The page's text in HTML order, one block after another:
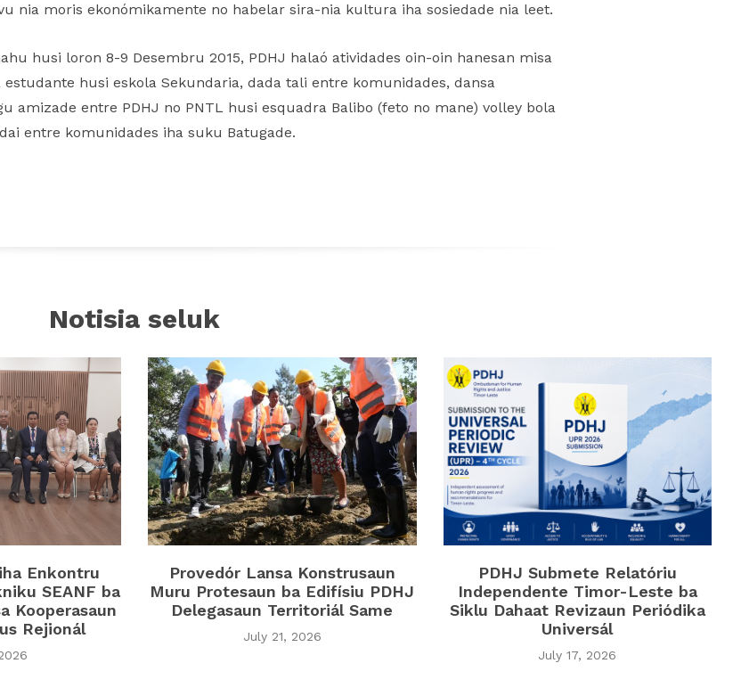
nia moris ekonómikamente no habelar sira-nia kultura iha sosiedade nia leet.
husi loron 8-9 Desembru 2015, PDHJ halaó atividades oin-oin hanesan misa
husi eskola Sekundaria, dada tali entre komunidades, dansa
amizade entre PDHJ no PNTL husi esquadra Balibo (feto no mane) volley bola
entre komunidades iha suku Batugade.
Notisia seluk
Enkontru
SEANF ba
Kooperasaun
Rejionál
Provedór Lansa Konstrusaun
Muru Protesaun ba Edifísiu PDHJ
Delegasaun Territoriál Same
July 21, 2026
PDHJ Submete Relatóriu
Independente Timor-Leste ba
Siklu Dahaat Revizaun Periódika
Universál
July 17, 2026